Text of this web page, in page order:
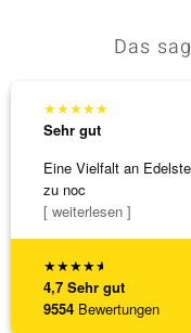
Das
★★★★★
4,7 Sehr gut
9554 Bewertungen
★★★★★
Sehr gut
Eine Vielfalt an
zu noc
[ weiterlesen ]